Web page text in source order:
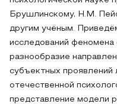
Брушлинскому, Н.М.
другим учёным.
исследований
разнообразие
субъектных проявлений
отечественной
представление модели